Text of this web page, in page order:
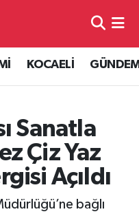
KOCAELİ
Sanatla
Çiz Yaz
Açıldı
bağlı
Fikstür